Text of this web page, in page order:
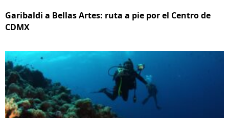
Garibaldi a Bellas Artes: ruta a pie por el Centro de
CDMX